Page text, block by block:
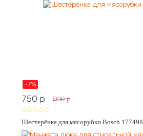
-7%
750 p 800 p
Шестерёнка для мясорубки Bosch 177498